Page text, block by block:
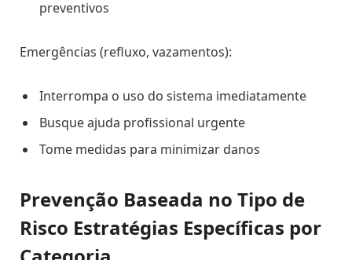
preventivos
Emergências (refluxo, vazamentos):
Interrompa o uso do sistema imediatamente
Busque ajuda profissional urgente
Tome medidas para minimizar danos
Prevenção Baseada no Tipo de
Risco Estratégias Específicas por